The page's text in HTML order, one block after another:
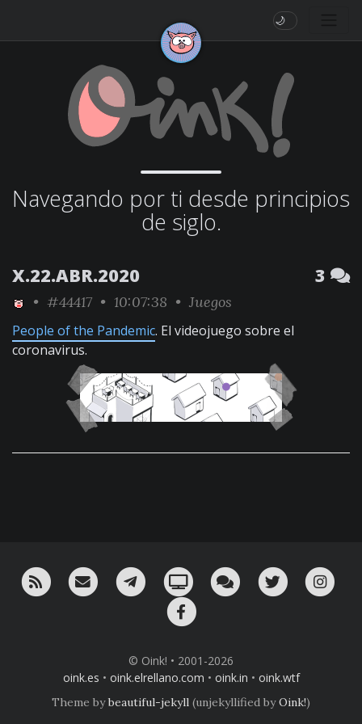
🌙
Navegando por ti desde principios
de siglo.
X.22.ABR.2020 3
• #44417 • 10:07:38 • Juegos
People of the Pandemic. El videojuego sobre el
coronavirus.
RSS ¡Mándame un email!¡Nuestro canal en Telegram!
Oink! TV Charla con nosotros
Twitter
© Oink! • 2001-2026
oink.es • oink.elrellano.com • oink.in • oink.wtf
Theme bybeautiful-jekyll (unjekyllified byOink!)